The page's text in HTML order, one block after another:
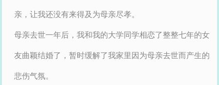
亲，让我还没有来得及为母亲尽孝。
母亲去世一年后，我和我的大学同学相恋了整整七年的女
友曲颖结婚了，暂时缓解了我家里因为母亲去世而产生的
悲伤气氛。